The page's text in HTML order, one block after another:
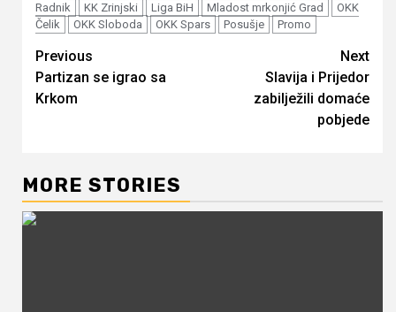
Radnik
KK Zrinjski Liga BiH Mladost mrkonjić Grad
OKK
Čelik
OKK Sloboda OKK Spars Posušje Promo
Continue
Reading
Previous
Partizan se igrao sa
Krkom
Next
Slavija i Prijedor
zabilježili domaće
pobjede
MORE STORIES